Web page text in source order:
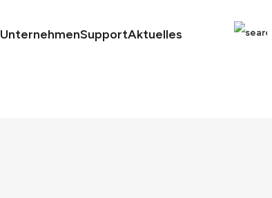
UnternehmenSupportAktuelles